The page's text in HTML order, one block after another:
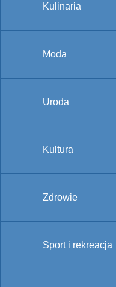
Kulinaria
Moda
Uroda
Kultura
Zdrowie
Sport i rekreacja